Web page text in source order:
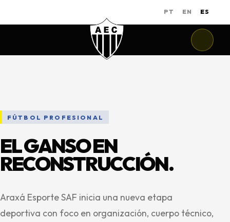
PT EN ES
FÚTBOL PROFESIONAL
EL GANSO EN
RECONSTRUCCIÓN.
Araxá Esporte SAF inicia una nueva etapa
deportiva con foco en organización, cuerpo técnico,